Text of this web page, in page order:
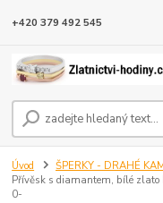
+420 379 492 545
Úvod ŠPERKY - DRAHÉ
Přívěsk s diamantem, bílé
0-